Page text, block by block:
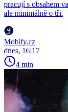
pracují s obsahem
ale minimálně o tři.
Mobify.cz
dnes, 16:17
4 min